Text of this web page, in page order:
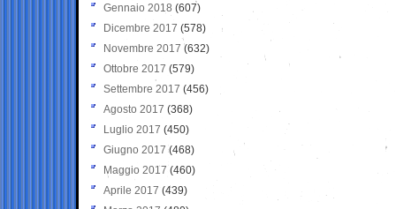
Gennaio 2018 (607)
Dicembre 2017 (578)
Novembre 2017 (632)
Ottobre 2017 (579)
Settembre 2017 (456)
Agosto 2017 (368)
Luglio 2017 (450)
Giugno 2017 (468)
Maggio 2017 (460)
Aprile 2017 (439)